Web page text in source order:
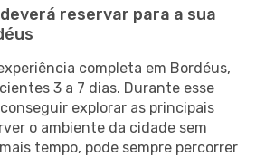
reservar para a sua
completa em Bordéus,
3 a 7 dias. Durante esse
explorar as principais
o ambiente da cidade sem
tempo, pode sempre percorrer